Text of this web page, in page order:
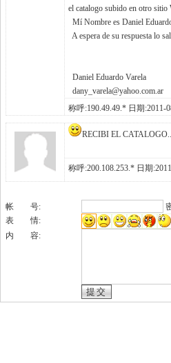
el catalogo subido en otro sitio
Mí Nombre es Daniel
A espera de su respuesta lo
Daniel Eduardo Varela
dany_varela@yahoo.com.ar
称呼:190.49.49.* 日期:2011-
RECIBI EL
称呼:200.108.253.* 日期
帐 号:
表 情:
内 容: